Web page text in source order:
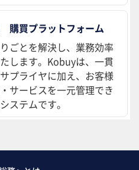
購買プラットフォーム
ごとを解決し、業務効率
します。Kobuyは、一貫
プライヤに加え、お客様
サービスを一元管理でき
ステムです。